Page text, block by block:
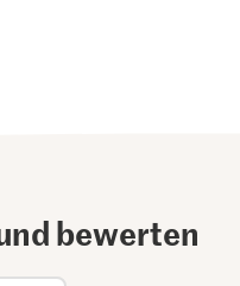
bewerten